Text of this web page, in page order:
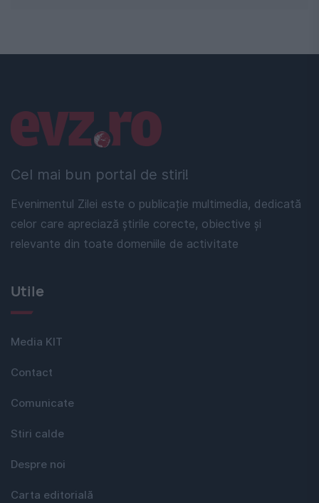
Cel mai bun portal de stiri!
Evenimentul Zilei este o publicație multimedia, dedicată
celor care apreciază știrile corecte, obiective și
relevante din toate domeniile de activitate
Linkuri utile
Utile
Media KIT
Contact
Comunicate
Stiri calde
Despre noi
Carta editorială